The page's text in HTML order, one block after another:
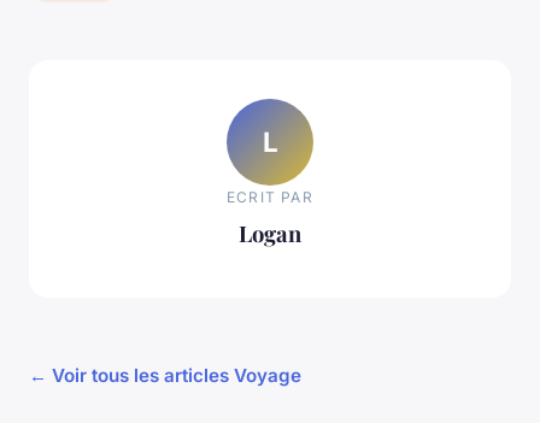
L
ECRIT PAR
Logan
← Voir tous les articles Voyage